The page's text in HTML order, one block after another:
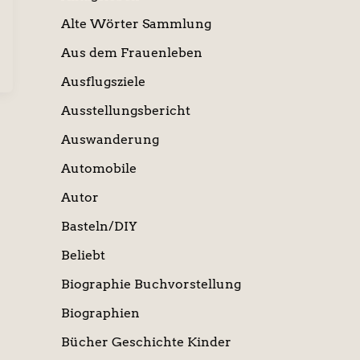
Alte Wörter Sammlung
Aus dem Frauenleben
Ausflugsziele
Ausstellungsbericht
Auswanderung
Automobile
Autor
Basteln/DIY
Beliebt
Biographie Buchvorstellung
Biographien
Bücher Geschichte Kinder